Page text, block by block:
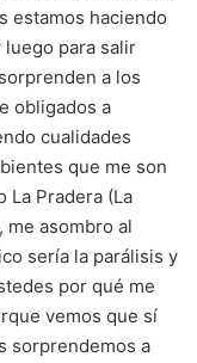
estamos haciendo
para salir
a los
obligados a
cualidades
que me son
La Pradera (La
me asombro al
sería la parálisis y
por qué me
vemos que sí
sorprendemos a